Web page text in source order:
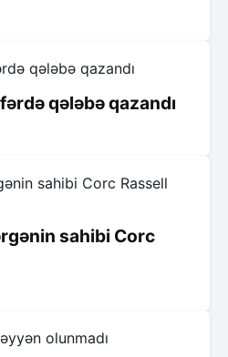
qələbə qazandı
sahibi Corc